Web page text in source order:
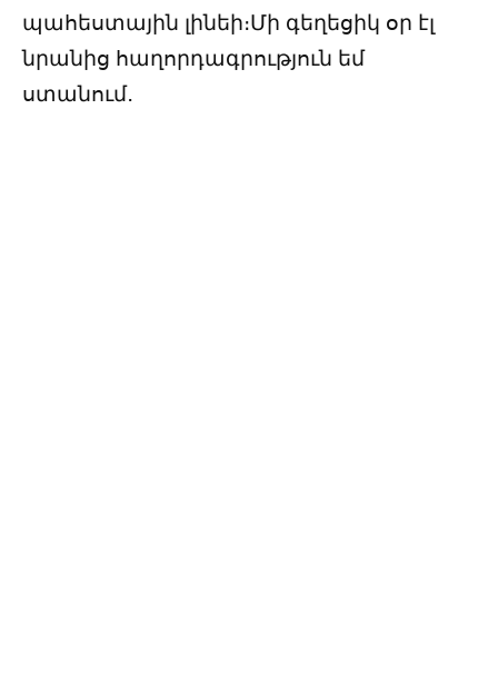
պահեստային լինեի։Մի գեղեցիկ օր էլ
նրանից հաղորդագրություն եմ
ստանում․